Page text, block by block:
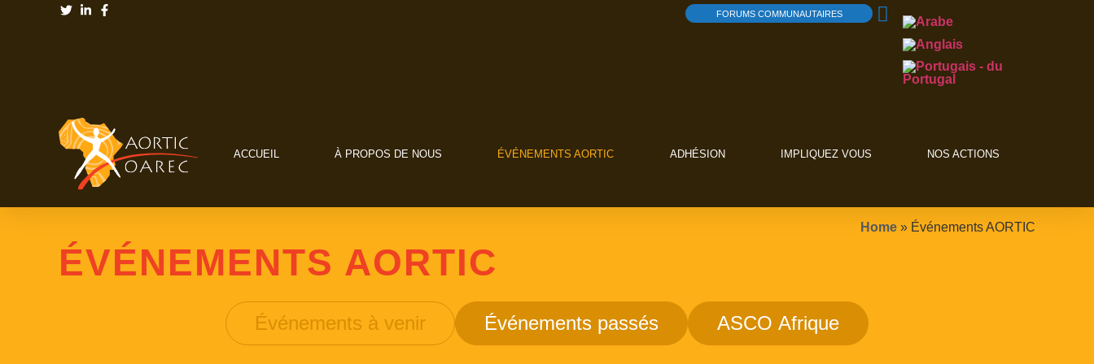
FORUMS COMMUNAUTAIRES
ACCUEIL À PROPOS DE NOUS ÉVÉNEMENTS AORTIC ADHÉSION IMPLIQUEZ VOUS NOS ACTIONS
Home » Événements AORTIC
ÉVÉNEMENTS AORTIC
Événements à venir Événements passés ASCO Afrique